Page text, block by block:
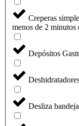
Creperas
menos de 2 minutos
Depósitos
Desliza